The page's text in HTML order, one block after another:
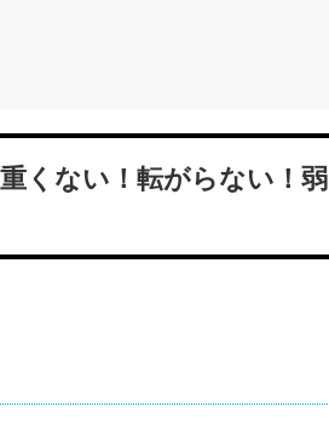
くない！転がらない！弱